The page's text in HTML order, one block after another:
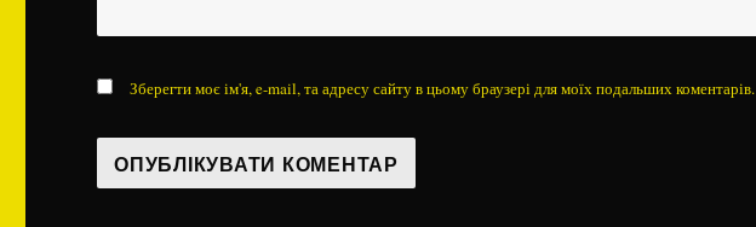
Зберегти моє ім'я, e-mail, та адресу сайту в цьому браузері для моїх подальших коментарів.